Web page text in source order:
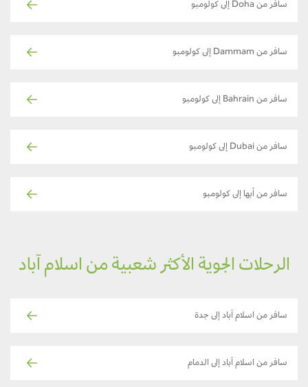
سافر من Doha إلى كولومبو
سافر من Dammam إلى كولومبو
سافر من Bahrain إلى كولومبو
سافر من Dubai إلى كولومبو
سافر من أبها إلى كولومبو
الرحلات الجوية الأكثر شعبية من اسلام آباد
سافر من اسلام آباد إلى جدة
سافر من اسلام آباد إلى الدمام